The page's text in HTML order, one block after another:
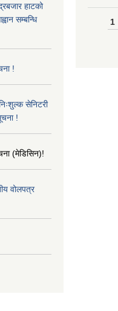
हाटको
सम्बन्धि
!
सेनिटरी
!
(मेडिसिन)!
वोलपत्र
1